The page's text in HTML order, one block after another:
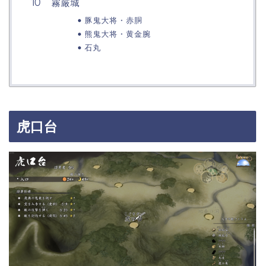
霧厳城
豚鬼大将・赤胴
熊鬼大将・黄金腕
石丸
虎口台